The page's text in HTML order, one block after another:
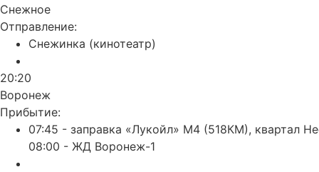
Снежное
Отправление:
Снежинка (кинотеатр)
20:20
Воронеж
Прибытие:
07:45 - заправка «Лукойл» М4 (518КМ), квартал
08:00 - ЖД Воронеж-1